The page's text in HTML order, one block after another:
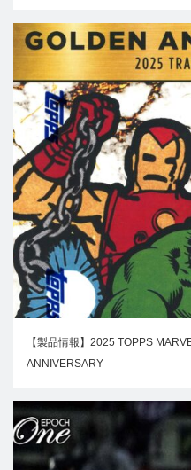
【製品情報】2025 TOPPS
ANNIVERSARY